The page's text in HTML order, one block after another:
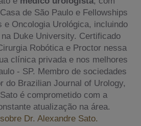
de São Paulo e Fellowships
e Oncologia Urológica, incluindo
Duke University. Certificado
Robótica e Proctor nessa
clínica privada e nos melhores
- SP. Membro de sociedades
do Brazilian Journal of Urology,
é comprometido com a
atualização na área.
Dr. Alexandre Sato.